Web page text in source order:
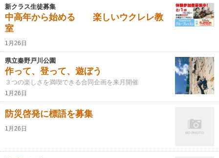
新クラス生徒募集
中高年から始める 楽しいウクレレ教
室
1月26日
県立秦野戸川公園
作って、登って、遊ぼう
３つの楽しさを満喫できる合同企画を来月開催
1月26日
防災啓発に標語を募集
1月26日